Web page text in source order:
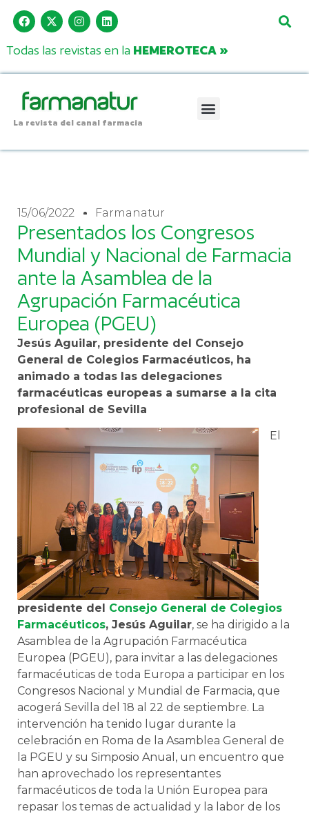
Todas las revistas en la HEMEROTECA »
La revista del canal farmacia
15/06/2022 Farmanatur
Presentados los Congresos
Mundial y Nacional de Farmacia
ante la Asamblea de la
Agrupación Farmacéutica
Europea (PGEU)
Jesús Aguilar, presidente del Consejo
General de Colegios Farmacéuticos, ha
animado a todas las delegaciones
farmacéuticas europeas a sumarse a la cita
profesional de Sevilla
El
presidente del Consejo General de Colegios
Farmacéuticos, Jesús Aguilar, se ha dirigido a la
Asamblea de la Agrupación Farmacéutica
Europea (PGEU), para invitar a las delegaciones
farmacéuticas de toda Europa a participar en los
Congresos Nacional y Mundial de Farmacia, que
acogerá Sevilla del 18 al 22 de septiembre. La
intervención ha tenido lugar durante la
celebración en Roma de la Asamblea General de
la PGEU y su Simposio Anual, un encuentro que
han aprovechado los representantes
farmacéuticos de toda la Unión Europea para
repasar los temas de actualidad y la labor de los